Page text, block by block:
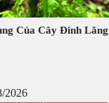
Của Cây Đinh Lăng
2026